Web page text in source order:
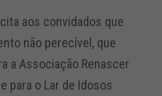
aos convidados que
não perecível, que
a Associação Renascer
para o Lar de Idosos